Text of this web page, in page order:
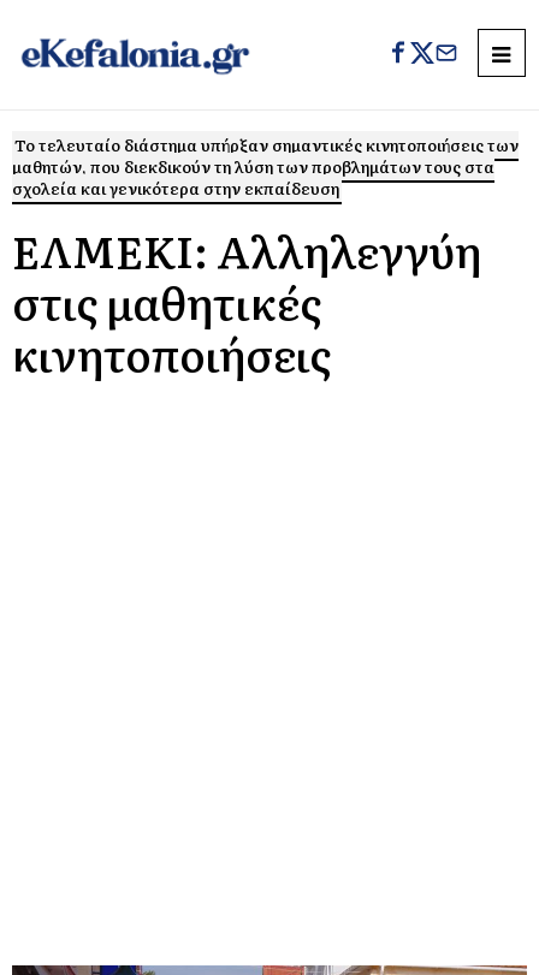
Το τελευταίο διάστημα υπήρξαν σημαντικές κινητοποιήσεις των
μαθητών, που διεκδικούν τη λύση των προβλημάτων τους στα
σχολεία και γενικότερα στην εκπαίδευση
ΕΛΜΕΚΙ: Αλληλεγγύη
στις μαθητικές
κινητοποιήσεις